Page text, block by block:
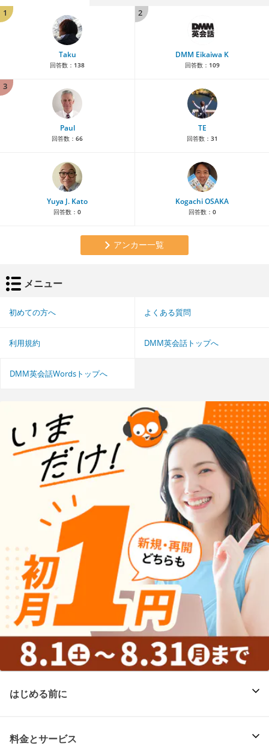
1
Taku
回答数： 138
2
DMM Eikaiwa K
回答数： 109
3
Paul
回答数： 66
TE
回答数： 31
Yuya J. Kato
回答数： 0
Kogachi OSAKA
回答数： 0
アンカー一覧
メニュー
初めての方へ よくある質問
利用規約 DMM英会話トップへ
DMM英会話Wordsトップへ
はじめる前に
料金とサービス